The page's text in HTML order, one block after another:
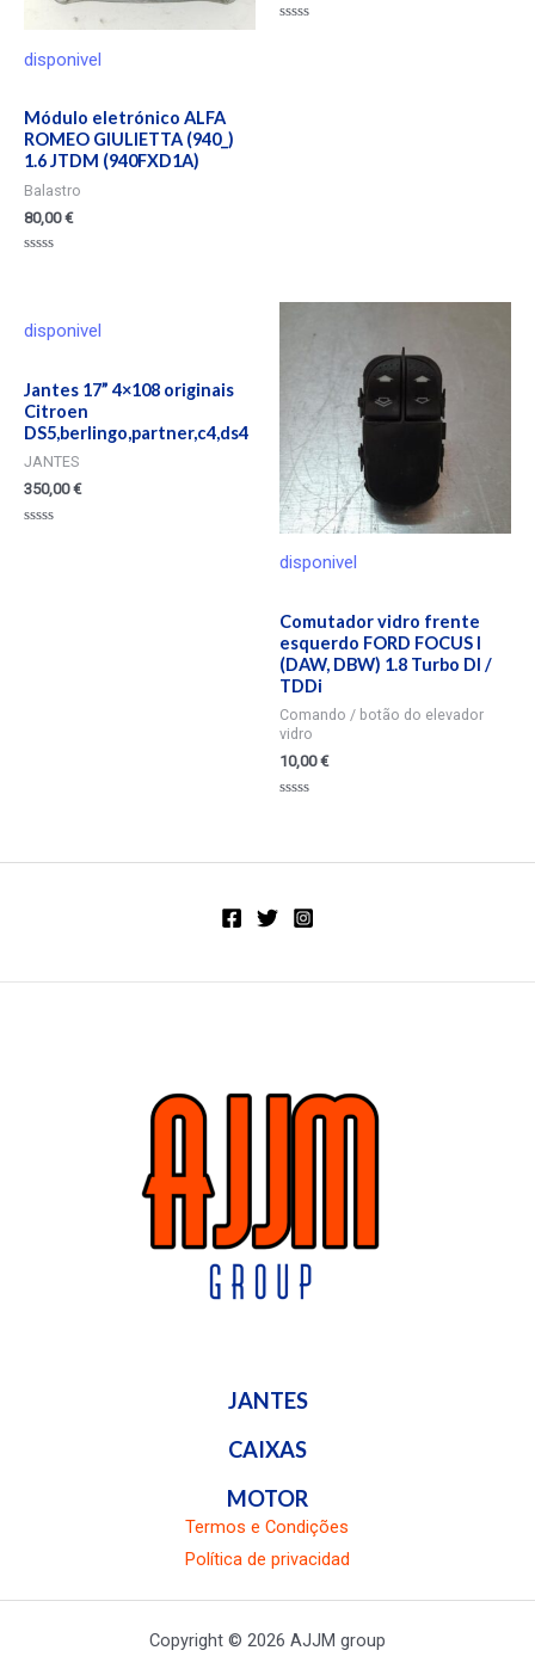
disponivel
Módulo eletrónico ALFA
ROMEO GIULIETTA (940_)
1.6 JTDM (940FXD1A)
Balastro
80,00€
5
disponivel
Jantes 17” 4×108 originais
Citroen
DS5,berlingo,partner,c4,ds4
JANTES
350,00€
disponivel
Comutador vidro frente
esquerdo FORD FOCUS I
(DAW, DBW) 1.8 Turbo DI /
TDDi
Comando / botão do elevador
vidro
10,00€
5
JANTES
CAIXAS
MOTOR
Termos e Condições
Política de privacidad
Copyright © 2026 AJJM group